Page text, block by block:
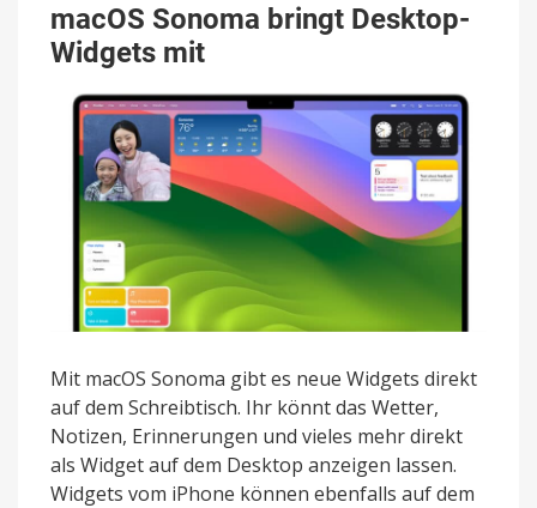
macOS Sonoma bringt Desktop-
Widgets mit
Mit macOS Sonoma gibt es neue Widgets direkt
auf dem Schreibtisch. Ihr könnt das Wetter,
Notizen, Erinnerungen und vieles mehr direkt
als Widget auf dem Desktop anzeigen lassen.
Widgets vom iPhone können ebenfalls auf dem